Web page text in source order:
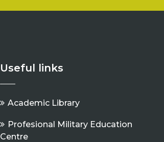
Useful links
Academic Library
Profesional Military Education
Centre